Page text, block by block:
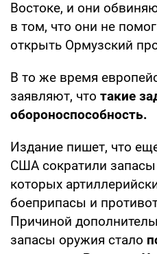
Востоке, и они
в том, что они не
открыть Ормузский
В то же время
заявляют, что такие
обороноспособность.
Издание пишет, что
США сократили
которых
боеприпасы и
Причиной
запасы оружия стало